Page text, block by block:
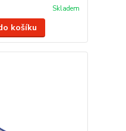
Skladem
košíku